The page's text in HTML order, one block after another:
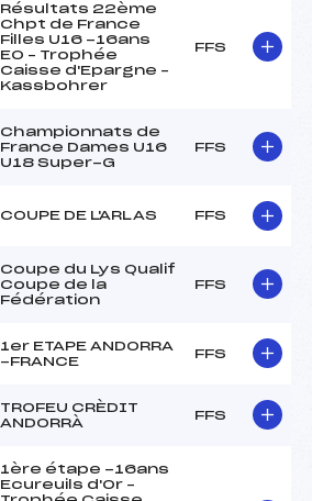
Résultats 22ème
Chpt de France
Filles U16 -16ans
EO – Trophée
Caisse d'Epargne –
Kassbohrer
FFS
Championnats de
France Dames U16
U18 Super-G
FFS
COUPE DE L'ARLAS FFS
Coupe du Lys Qualif
Coupe de la
Fédération
FFS
1er ETAPE ANDORRA
-FRANCE
FFS
TROFEU CRÈDIT
ANDORRÀ
FFS
1ère étape -16ans
Ecureuils d'Or –